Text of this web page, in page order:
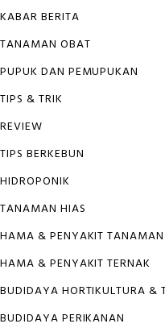
KABAR BERITA
TANAMAN OBAT
PUPUK DAN PEMUPUKAN
TIPS & TRIK
REVIEW
TIPS BERKEBUN
HIDROPONIK
TANAMAN HIAS
HAMA & PENYAKIT TANAMAN
HAMA & PENYAKIT TERNAK
BUDIDAYA HORTIKULTURA &
BUDIDAYA PERIKANAN